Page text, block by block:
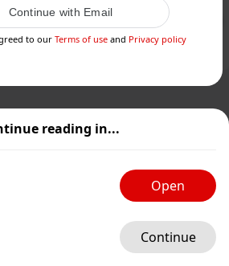
reading in...
Open
Continue
Continue with Email
to our Terms of use and Privacy policy
Public Private
Add post